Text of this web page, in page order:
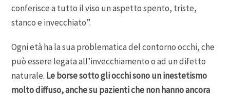
conferisce a tutto il viso un aspetto spento, triste,
stanco e invecchiato”.
Ogni età ha la sua problematica del contorno occhi, che
può essere legata all’invecchiamento o ad un difetto
naturale. Le borse sotto gli occhi sono un inestetismo
molto diffuso, anche su pazienti che non hanno ancora